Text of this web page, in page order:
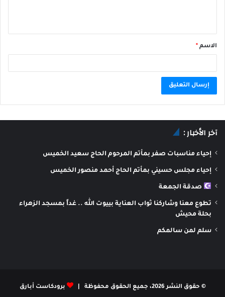
الاسم *
t
آخر الأخبار :
إحياء مناسبات صفر بمأتم المرحوم الحاج سعيد الخميس
إحياء مجلس حسيني بمأتم الحاج أحمد منصور الخميس
صدقة الجمعة
تطوع معنا وشاركنا ثواب العناية بييوت الله .. غداً بمسجد الزهراء
بحلة محيش
سلم لمن سالمكم
© حقوق النشر 2026، جميع الحقوق محفوظة | برودكاست أبارق